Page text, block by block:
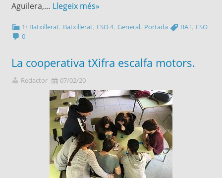
Aguilera,… Llegeix més»
1r Batxillerat Batxillerat ESO 4 ,General Portada BAT ESO
0
La cooperativa tXifra escalfa motors.
Redactor 07/02/20